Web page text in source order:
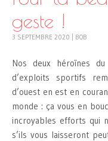
geste !
3 SEPTEMBRE 2020 BOB
Nos deux héroïnes
d’exploits sportifs
d’ouest en est en
monde : ça vous en
incroyables efforts qui
s’ils vous laisseront